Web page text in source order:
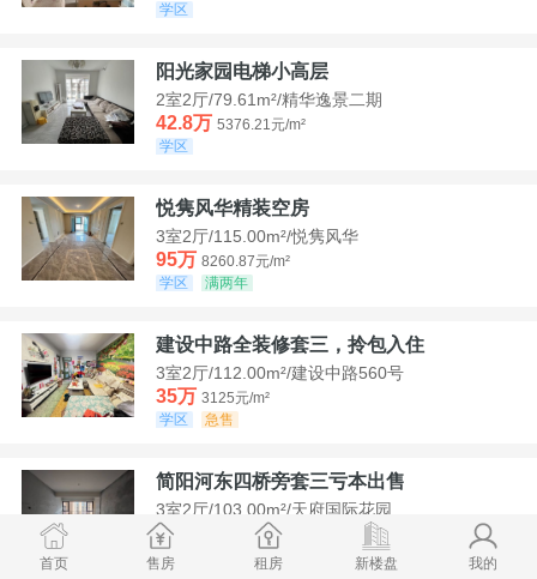
学区
阳光家园电梯小高层
2室2厅/79.61m²/精华逸景二期
42.8万 5376.21元/m²
学区
悦隽风华精装空房
3室2厅/115.00m²/悦隽风华
95万 8260.87元/m²
学区
满两年
建设中路全装修套三，拎包入住
3室2厅/112.00m²/建设中路560号
35万 3125元/m²
学区
急售
简阳河东四桥旁套三亏本出售
3室2厅/103.00m²/天府国际花园
78.8万
7650.49元/m²
学区
首页 售房 租房 新楼盘 我的